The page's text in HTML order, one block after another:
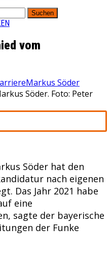
vom
Markus Söder
Söder. Foto: Peter
Söder hat den
nach eigenen
Das Jahr 2021 habe
eine
sagte der bayerische
der Funke